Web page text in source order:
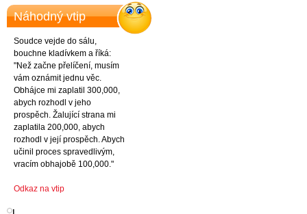
Náhodný vtip
Soudce vejde do sálu,
bouchne kladívkem a říká:
"Než začne přelíčení, musím
vám oznámit jednu věc.
Obhájce mi zaplatil 300,000,
abych rozhodl v jeho
prospěch. Žalující strana mi
zaplatila 200,000, abych
rozhodl v její prospěch. Abych
učinil proces spravedlivým,
vracím obhajobě 100,000."
Odkaz na vtip